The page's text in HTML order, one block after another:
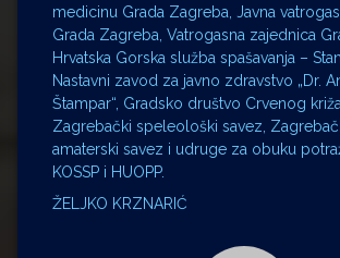
medicinu Grada Zagreba, Javna
Grada Zagreba, Vatrogasna zajednica
Hrvatska Gorska služba spašavanja –
Nastavni zavod za javno zdravstvo „Dr.
Štampar“, Gradsko društvo Crvenog
Zagrebački speleološki savez,
amaterski savez i udruge za obuku
KOSSP i HUOPP.
ŽELJKO KRZNARIĆ